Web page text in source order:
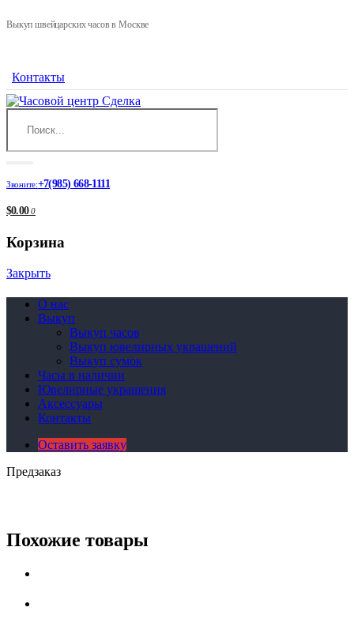
Выкуп швейцарских часов в Москве
Контакты
Звоните:+7(985) 668-1111
$0.00 0
Корзина
Закрыть
О нас
Выкуп
Выкуп часов
Выкуп ювелирных украшений
Выкуп сумок
Часы в наличии
Ювелирные украшения
Аксессуары
Контакты
Оставить заявку
Предзаказ
Похожие товары